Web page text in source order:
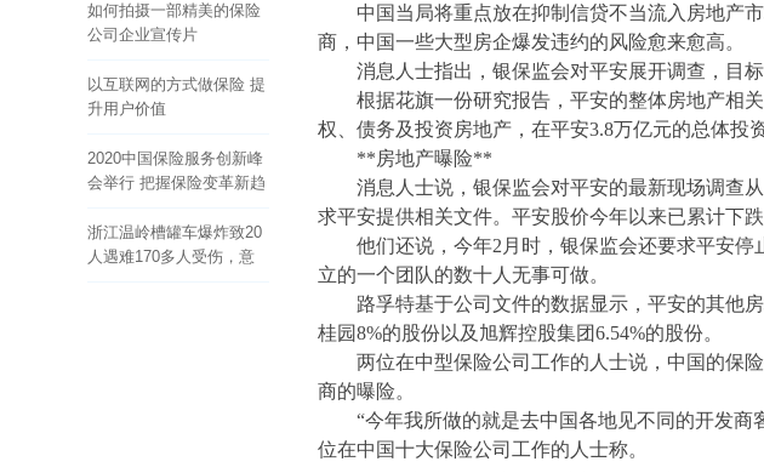
如何拍摄一部精美的保险
公司企业宣传片
以互联网的方式做保险 提
升用户价值
2020中国保险服务创新峰
会举行 把握保险变革新趋
浙江温岭槽罐车爆炸致20
人遇难170多人受伤，意
中国当局将重点放在抑制信贷不当流入房地产
商，中国一些大型房企爆发违约的风险愈来愈高。
消息人士指出，银保监会对平安展开调查，目
根据花旗一份研究报告，平安的整体房地产相
权、债务及投资房地产，在平安3.8万亿元的总体投
**房地产曝险**
消息人士说，银保监会对平安的最新现场调查
求平安提供相关文件。平安股价今年以来已累计下
他们还说，今年2月时，银保监会还要求平安
立的一个团队的数十人无事可做。
路孚特基于公司文件的数据显示，平安的其他
桂园8%的股份以及旭辉控股集团6.54%的股份。
两位在中型保险公司工作的人士说，中国的保
商的曝险。
“今年我所做的就是去中国各地见不同的开发
位在中国十大保险公司工作的人士称。